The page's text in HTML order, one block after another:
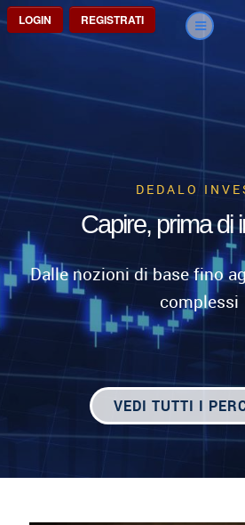
LOGIN REGISTRATI
DEDALO
Capire, prima di
Dalle nozioni di base fino
complessi
VEDI TUTTI I